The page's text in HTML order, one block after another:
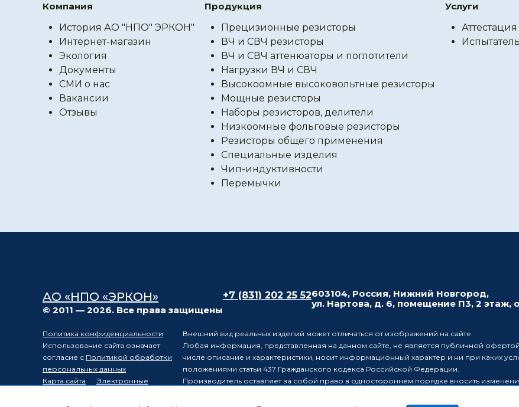
Компания
История АО "НПО" ЭРКОН"
Интернет-магазин
Экология
Документы
СМИ о нас
Вакансии
Отзывы
Продукция
Прецизионные резисторы
ВЧ и СВЧ резисторы
ВЧ и СВЧ аттенюаторы и поглотители
Нагрузки ВЧ и СВЧ
Высокоомные высоковольтные резисторы
Мощные резисторы
Наборы резисторов, делители
Низкоомные фольговые резисторы
Резисторы общего применения
Специальные изделия
Чип-индуктивности
Перемычки
Услуги
АО «НПО «ЭРКОН»
© 2011 — 2026. Все права защищены
+7 (831) 202 25 52603104, Россия, Нижний Новгород,
ул. Нартова, д. 6, помещение П3, 2 этаж,
Политика конфиденциальности
Использование сайта означает
согласие с Политикой обработки
персональных данных
Карта сайта
Электронные
Внешний вид реальных изделий может отличаться от изображений на сайте
Любая информация, представленная на данном сайте, не является публичной
числе описание и характеристики, носит информационный характер и ни при каких
положениями статьи 437 Гражданского кодекса Российской Федерации.
Производитель оставляет за собой право в одностороннем порядке вносить